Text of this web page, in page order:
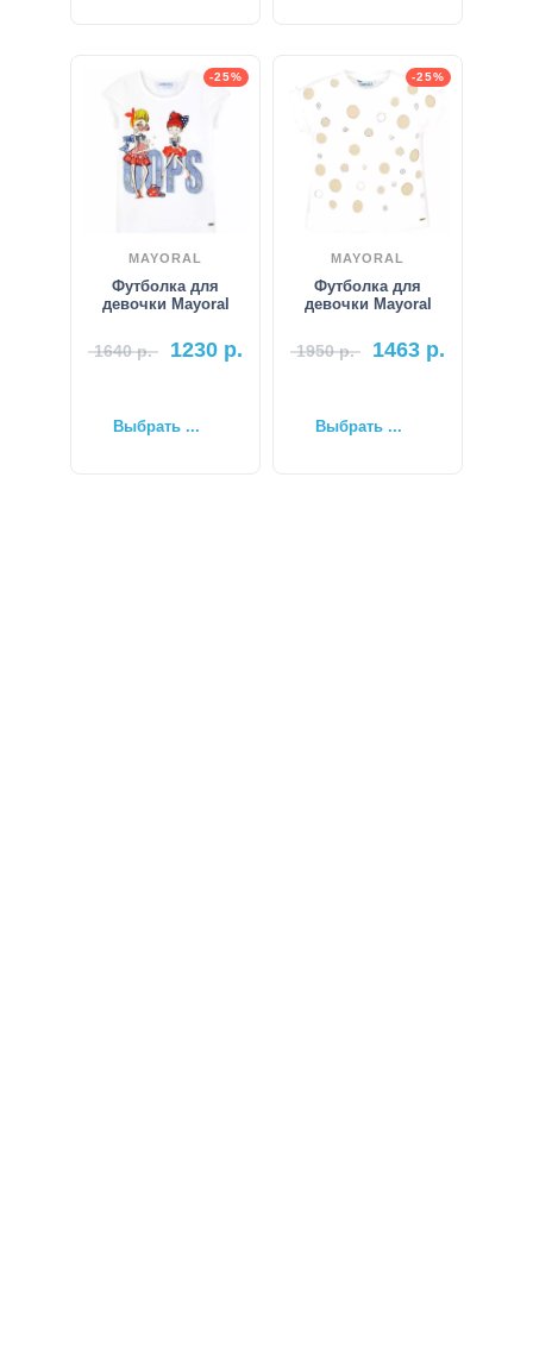
-25%
MAYORAL
Футболка для
девочки Mayoral
1640р. 1230 р.
Выбрать ...
-25%
MAYORAL
Футболка для
девочки Mayoral
1950р. 1463 р.
Выбрать ...